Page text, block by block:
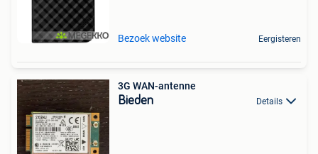
Bezoek website Eergisteren
3G WAN-antenne
Bieden Details